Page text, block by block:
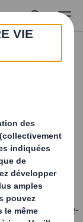
1
2021
PLV.
pour les porte-